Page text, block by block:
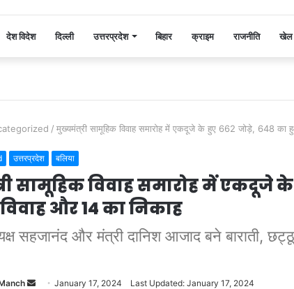
देश विदेश दिल्ली उत्तरप्रदेश बिहार क्राइम राजनीति खेल
/ मुख्यमंत्री सामूहिक विवाह समारोह में एकदूजे के हुए 662 जोड़े, 648 का
उत्तरप्रदेश बलिया
सामूहिक विवाह समारोह में एकदूजे के
और 14 का निकाह
सहजानंद और मंत्री दानिश आजाद बने बाराती,
Send January 17, 2024 Last Updated: January 17, 2024